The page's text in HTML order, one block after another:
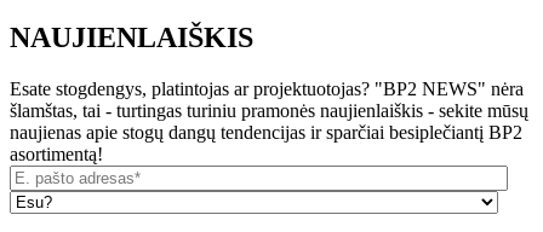
NAUJIENLAIŠKIS
Esate stogdengys, platintojas ar projektuotojas? "BP2 NEWS" nėra
šlamštas, tai - turtingas turiniu pramonės naujienlaiškis - sekite mūsų
naujienas apie stogų dangų tendencijas ir sparčiai besiplečiantį BP2
asortimentą!